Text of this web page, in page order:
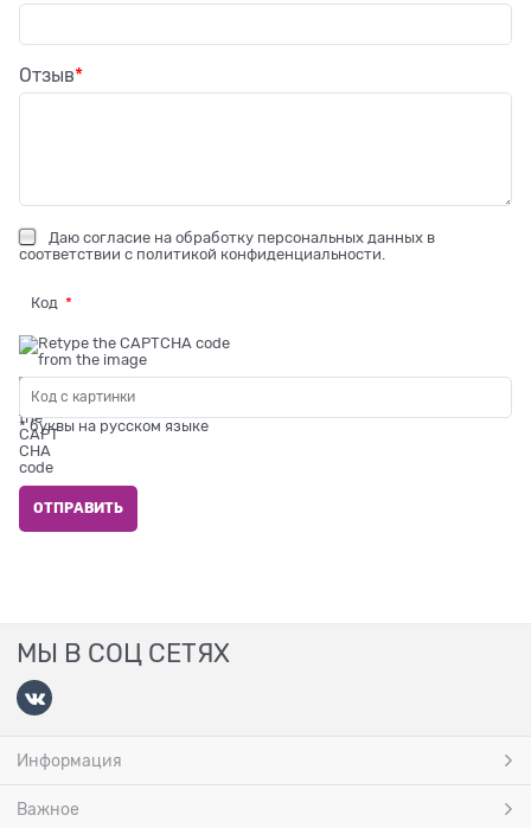
Отзыв
Даю согласие на обработку персональных данных в
соответствии с политикой конфиденциальности.
Код
* буквы на русском языке
МЫ В СОЦ СЕТЯХ
Информация
Важное